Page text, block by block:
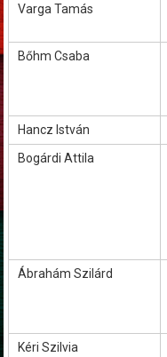
Varga Tamás
Bőhm Csaba
Hancz István
Bogárdi Attila
Ábrahám Szilárd
Kéri Szilvia